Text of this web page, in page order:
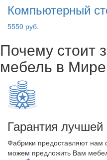
Компьютерный
5550 руб.
Почему стоит
мебель в
Гарантия
Фабрики предоставляют
можем предложить Вам